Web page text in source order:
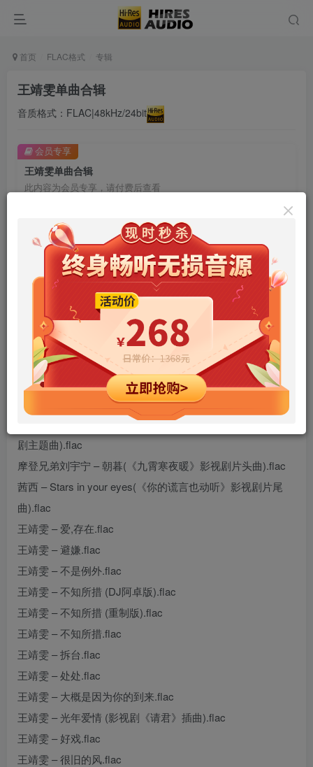
首页 FLAC格式 专辑
王靖雯单曲合辑
音质格式：FLAC|48kHz/24bit
王靖雯单曲合辑
此内容为会员专享，请付费后查看
9.9 ￥99
年卡会员免费 永久会员免费
立即购买
您当前未登录！建议登陆后购买，可保存购买订单
会员专享
hiresz.com.txt
戴燕妮 & 苟晨浩宇 – 入怀(《九霄寒夜暖》影视剧片尾
曲).flac
李梦琦 – Be with you(《你的谎言也动听》影视剧插曲).flac
摩登兄弟刘宇宁 – You are the one(《你的谎言也动听》影视
剧主题曲).flac
摩登兄弟刘宇宁 – 朝暮(《九霄寒夜暖》影视剧片头曲).flac
茜西 – Stars in your eyes(《你的谎言也动听》影视剧片尾
曲).flac
王靖雯 – 爱,存在.flac
王靖雯 – 避嫌.flac
王靖雯 – 不是例外.flac
王靖雯 – 不知所措 (DJ阿卓版).flac
王靖雯 – 不知所措 (重制版).flac
王靖雯 – 不知所措.flac
王靖雯 – 拆台.flac
王靖雯 – 处处.flac
王靖雯 – 大概是因为你的到来.flac
王靖雯 – 光年爱情 (影视剧《请君》插曲).flac
王靖雯 – 好戏.flac
王靖雯 – 很旧的风.flac